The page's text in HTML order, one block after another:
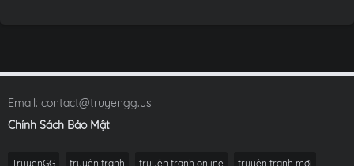
Email: contact@truyengg.us
Chính Sách Bảo Mật
TruyenGG truyện tranh truyện tranh online truyện tranh mới